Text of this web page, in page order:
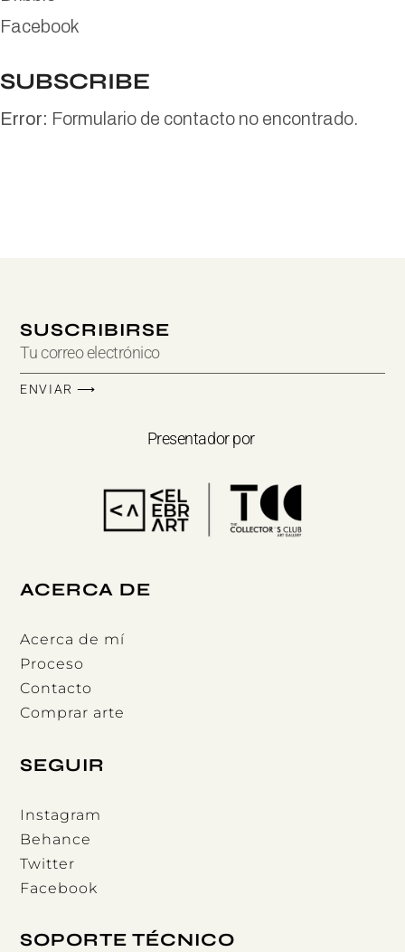
Facebook
SUBSCRIBE
Error: Formulario de contacto no encontrado.
SUSCRIBIRSE
ENVIAR ⟶
Presentador por
ACERCA DE
Acerca de mí
Proceso
Contacto
Comprar arte
SEGUIR
Instagram
Behance
Twitter
Facebook
SOPORTE TÉCNICO